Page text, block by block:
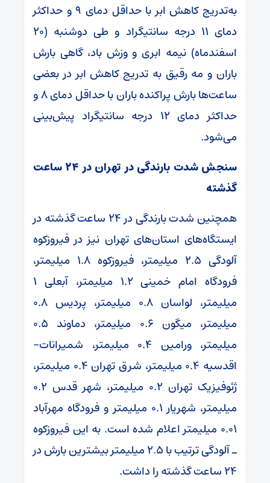
به‌تدریج کاهش ابر با حداقل دمای ۹ و حداکثر
دمای ۱۱ درجه سانتیگراد و طی ‌دوشنبه (۲۰
اسفندماه) نیمه ابری و وزش باد، گاهی بارش
باران و مه رقیق به‌ تدریج کاهش ابر در بعضی
ساعت‌ها بارش پراکنده باران با حداقل دمای ۸ و
حداکثر دمای ۱۲ درجه سانتیگراد پیش‌بینی
می‌شود.
سنجش شدت بارندگی در تهران در ۲۴ ساعت
گذشته
همچنین شدت بارندگی در ۲۴ ساعت گذشته در
ایستگاه‌های استان‌های تهران نیز در فیروزکوه
آلودگی ۲.۵ میلیمتر، فیروزکوه ۱.۸ میلیمتر،
فرودگاه امام خمینی ۱.۲ میلیمتر، آبعلی ۱
میلیمتر، لواسان ۰.۸ میلیمتر، پردیس ۰.۸
میلیمتر، میگون ۰.۶ میلیمتر، دماوند ۰.۵
میلیمتر، ورامین ۰.۴ میلیمتر، شمیرانات-
اقدسیه ۰.۴ میلیمتر، شرق تهران ۰.۴ میلیمتر،
ژئوفیزیک تهران ۰.۲ میلیمتر، شهر قدس ۰.۲
میلیمتر، شهریار ۰.۱ میلیمتر و فرودگاه مهرآباد
۰.۰۱ میلیمتر اعلام شده است. به این فیروزکوه
ـ آلودگی ترتیب با ۲.۵ میلیمتر بیشترین بارش در
۲۴ ساعت گذشته را داشت.